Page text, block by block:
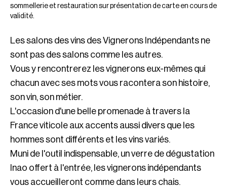
sommellerie et restauration sur présentation de carte en cours de
validité.
Les salons des vins des Vignerons Indépendants ne
sont pas des salons comme les autres.
Vous y rencontrerez les vignerons eux-mêmes qui
chacun avec ses mots vous racontera son histoire,
son vin, son métier.
L'occasion d'une belle promenade à travers la
France viticole aux accents aussi divers que les
hommes sont différents et les vins variés.
Muni de l'outil indispensable, un verre de dégustation
Inao offert à l'entrée, les vignerons indépendants
vous accueilleront comme dans leurs chais.